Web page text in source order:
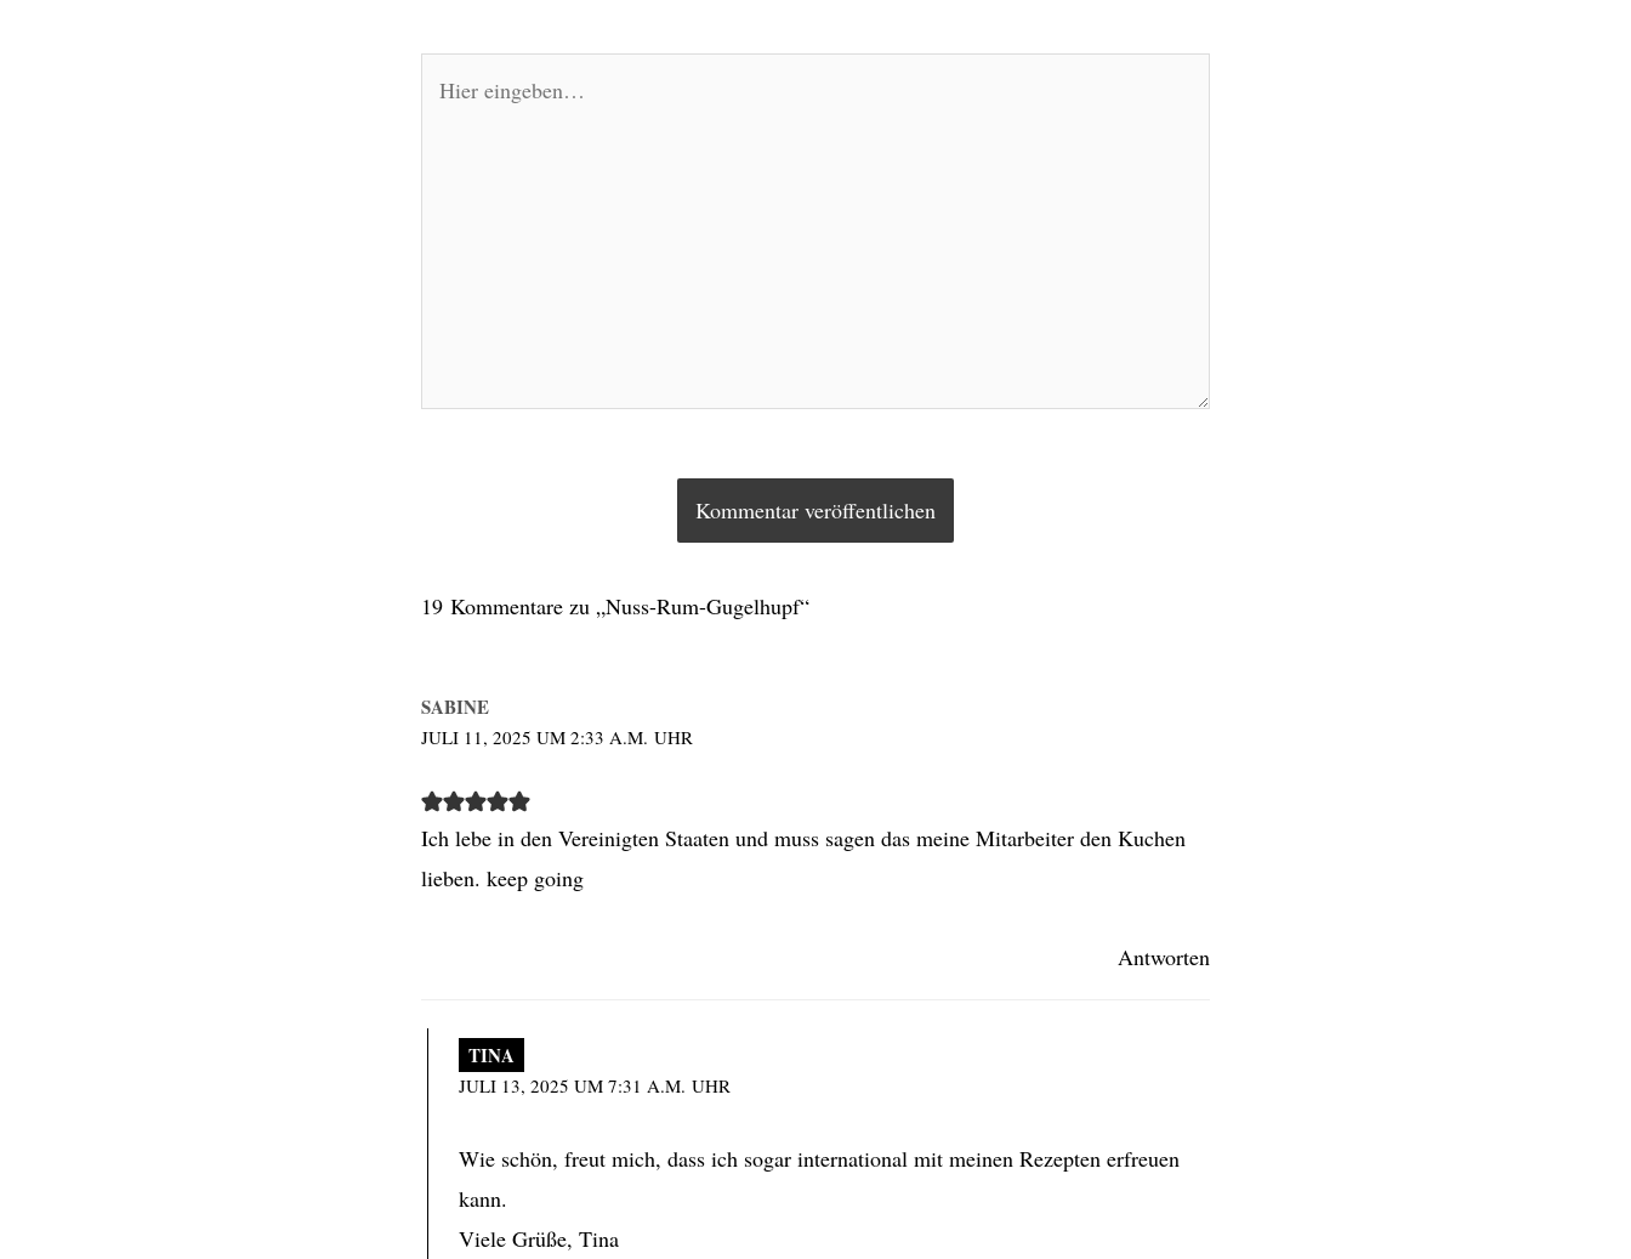
eingeben…
19 Kommentare zu „Nuss-Rum-Gugelhupf“
SABINE
JULI 11, 2025 UM 2:33 A.M. UHR
Ich lebe in den Vereinigten Staaten und muss sagen das meine Mitarbeiter den Kuchen
lieben. keep going
Antworten
TINA
JULI 13, 2025 UM 7:31 A.M. UHR
Wie schön, freut mich, dass ich sogar international mit meinen Rezepten erfreuen
kann.
Viele Grüße, Tina